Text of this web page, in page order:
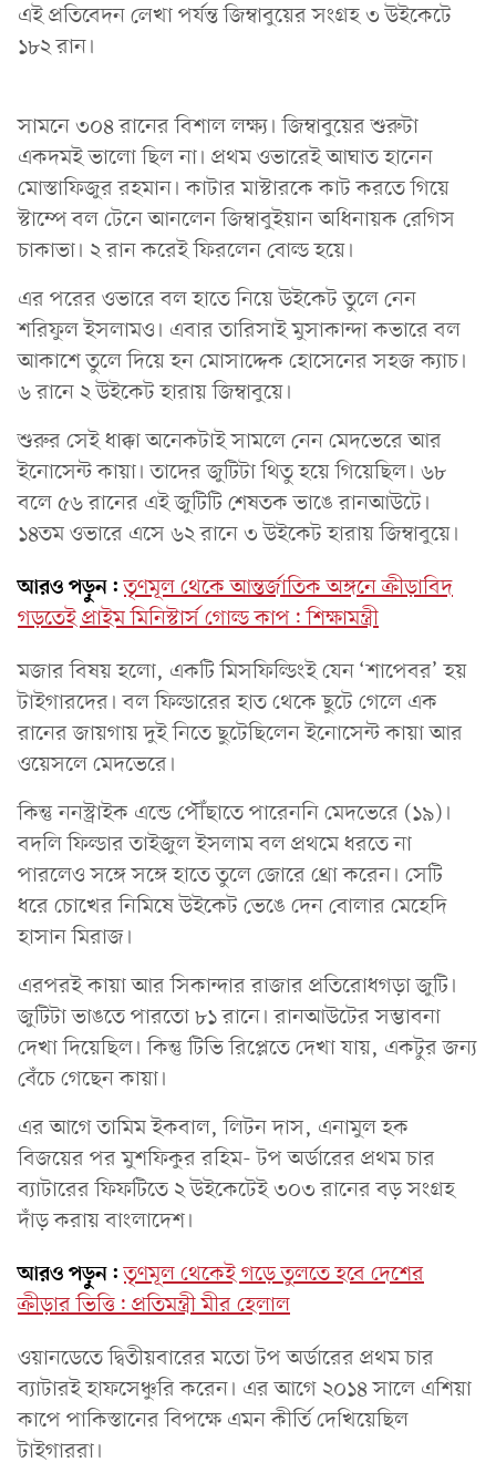
এই প্রতিবেদন লেখা পর্যন্ত জিম্বাবুয়ের সংগ্রহ ৩ উইকেটে
১৮২ রান।
সামনে ৩০৪ রানের বিশাল লক্ষ্য। জিম্বাবুয়ের শুরুটা
একদমই ভালো ছিল না। প্রথম ওভারেই আঘাত হানেন
মোস্তাফিজুর রহমান। কাটার মাস্টারকে কাট করতে গিয়ে
স্টাম্পে বল টেনে আনলেন জিম্বাবুইয়ান অধিনায়ক রেগিস
চাকাভা। ২ রান করেই ফিরলেন বোল্ড হয়ে।
এর পরের ওভারে বল হাতে নিয়ে উইকেট তুলে নেন
শরিফুল ইসলামও। এবার তারিসাই মুসাকান্দা কভারে বল
আকাশে তুলে দিয়ে হন মোসাদ্দেক হোসেনের সহজ ক্যাচ।
৬ রানে ২ উইকেট হারায় জিম্বাবুয়ে।
শুরুর সেই ধাক্কা অনেকটাই সামলে নেন মেদভেরে আর
ইনোসেন্ট কায়া। তাদের জুটিটা থিতু হয়ে গিয়েছিল। ৬৮
বলে ৫৬ রানের এই জুটিটি শেষতক ভাঙে রানআউটে।
১৪তম ওভারে এসে ৬২ রানে ৩ উইকেট হারায় জিম্বাবুয়ে।
আরও পড়ুন: তৃণমূল থেকে আন্তর্জাতিক অঙ্গনে ক্রীড়াবিদ
গড়তেই প্রাইম মিনিস্টার্স গোল্ড কাপ: শিক্ষামন্ত্রী
মজার বিষয় হলো, একটি মিসফিল্ডিংই যেন ‘শাপেবর’ হয়
টাইগারদের। বল ফিল্ডারের হাত থেকে ছুটে গেলে এক
রানের জায়গায় দুই নিতে ছুটেছিলেন ইনোসেন্ট কায়া আর
ওয়েসলে মেদভেরে।
কিন্তু ননস্ট্রাইক এন্ডে পৌঁছাতে পারেননি মেদভেরে (১৯)।
বদলি ফিল্ডার তাইজুল ইসলাম বল প্রথমে ধরতে না
পারলেও সঙ্গে সঙ্গে হাতে তুলে জোরে থ্রো করেন। সেটি
ধরে চোখের নিমিষে উইকেট ভেঙে দেন বোলার মেহেদি
হাসান মিরাজ।
এরপরই কায়া আর সিকান্দার রাজার প্রতিরোধগড়া জুটি।
জুটিটা ভাঙতে পারতো ৮১ রানে। রানআউটের সম্ভাবনা
দেখা দিয়েছিল। কিন্তু টিভি রিপ্লেতে দেখা যায়, একটুর জন্য
বেঁচে গেছেন কায়া।
এর আগে তামিম ইকবাল, লিটন দাস, এনামুল হক
বিজয়ের পর মুশফিকুর রহিম- টপ অর্ডারের প্রথম চার
ব্যাটারের ফিফটিতে ২ উইকেটেই ৩০৩ রানের বড় সংগ্রহ
দাঁড় করায় বাংলাদেশ।
আরও পড়ুন: তৃণমূল থেকেই গড়ে তুলতে হবে দেশের
ক্রীড়ার ভিত্তি: প্রতিমন্ত্রী মীর হেলাল
ওয়ানডেতে দ্বিতীয়বারের মতো টপ অর্ডারের প্রথম চার
ব্যাটারই হাফসেঞ্চুরি করেন। এর আগে ২০১৪ সালে এশিয়া
কাপে পাকিস্তানের বিপক্ষে এমন কীর্তি দেখিয়েছিল
টাইগাররা।